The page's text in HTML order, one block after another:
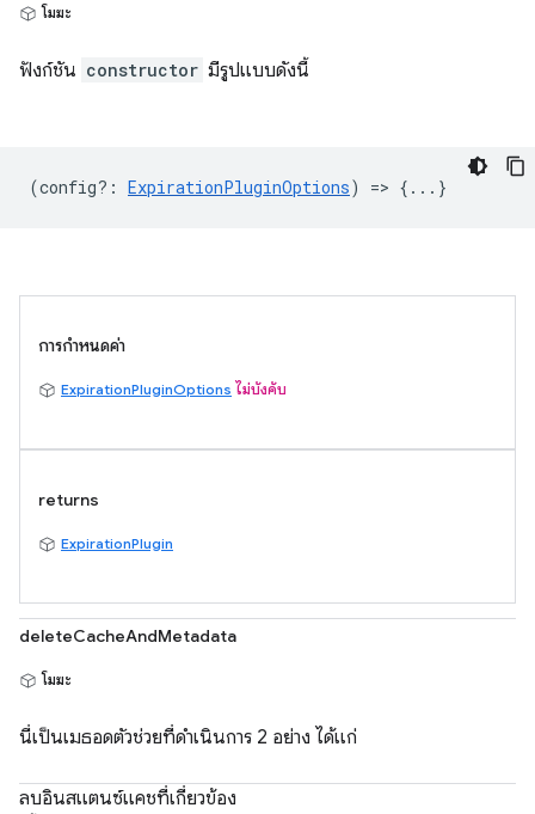
โมฆะ
ฟังก์ชัน constructor มีรูปแบบดังนี้
(config? : ExpirationPluginOptions) => {...}
การกำหนดค่า
ExpirationPluginOptions ไม่บังคับ
returns
ExpirationPlugin
deleteCacheAndMetadata
โมฆะ
นี่เป็นเมธอดตัวช่วยที่ดําเนินการ 2 อย่าง ได้แก่
ลบอินสแตนซ์แคชที่เกี่ยวข้อง